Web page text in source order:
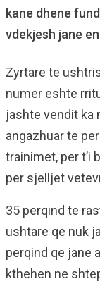
kane dhene
vdekjesh jane
Zyrtare te
numer eshte
jashte vendit ka
angazhuar te
trainimet, per t’i
per sjelljet
35 perqind te
ushtare qe nuk
perqind qe jane
kthehen ne